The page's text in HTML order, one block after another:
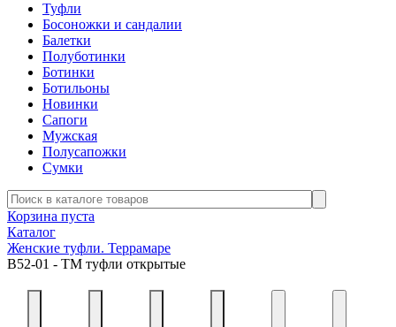
Туфли
Босоножки и сандалии
Балетки
Полуботинки
Ботинки
Ботильоны
Новинки
Сапоги
Мужская
Полусапожки
Сумки
Корзина пуста
Каталог
Женские туфли. Террамаре
В52-01 - ТМ туфли открытые